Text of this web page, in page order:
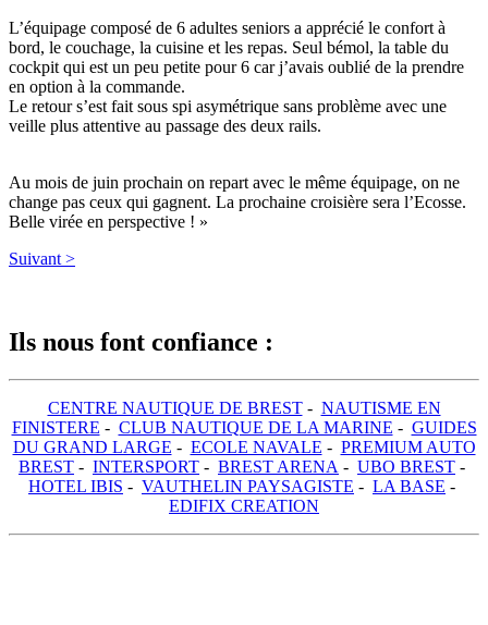
L’équipage composé de 6 adultes seniors a apprécié le confort à
bord, le couchage, la cuisine et les repas. Seul bémol, la table du
cockpit qui est un peu petite pour 6 car j’avais oublié de la prendre
en option à la commande.
Le retour s’est fait sous spi asymétrique sans problème avec une
veille plus attentive au passage des deux rails.
Au mois de juin prochain on repart avec le même équipage, on ne
change pas ceux qui gagnent. La prochaine croisière sera l’Ecosse.
Belle virée en perspective ! »
Suivant >
Ils nous font confiance :
CENTRE NAUTIQUE DE BREST- NAUTISME EN
FINISTERE - CLUB NAUTIQUE DE LA MARINE - GUIDES
DU GRAND LARGE - ECOLE NAVALE - PREMIUM AUTO
BREST - INTERSPORT - BREST ARENA - UBO BREST -
HOTEL IBIS - VAUTHELIN PAYSAGISTE - LA BASE -
EDIFIX CREATION